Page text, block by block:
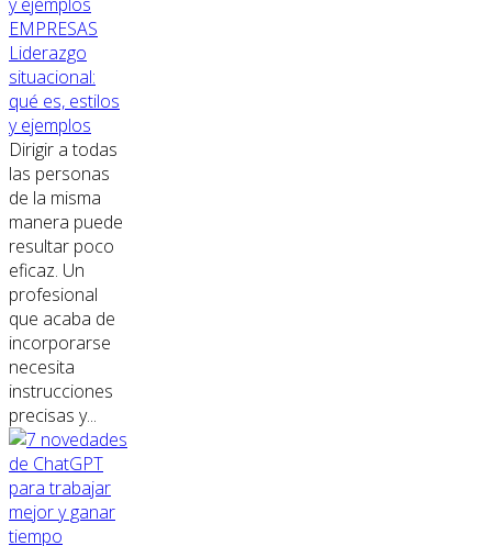
EMPRESAS
Liderazgo
situacional:
qué es, estilos
y ejemplos
Dirigir a todas
las personas
de la misma
manera puede
resultar poco
eficaz. Un
profesional
que acaba de
incorporarse
necesita
instrucciones
precisas y...